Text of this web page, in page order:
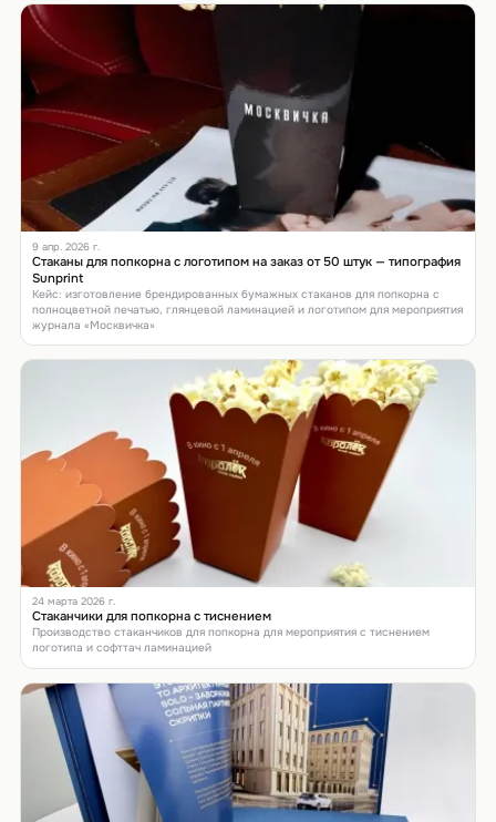
9 апр. 2026 г.
Стаканы для попкорна с логотипом на заказ от 50 штук — типография
Sunprint
Кейс: изготовление брендированных бумажных стаканов для попкорна с
полноцветной печатью, глянцевой ламинацией и логотипом для мероприятия
журнала «Москвичка»
24 марта 2026 г.
Стаканчики для попкорна с тиснением
Производство стаканчиков для попкорна для мероприятия с тиснением
логотипа и софттач ламинацией